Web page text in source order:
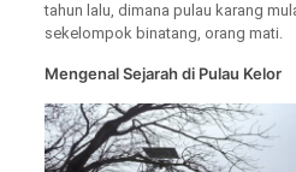
tahun lalu, dimana pulau karang
sekelompok binatang, orang mati.
Mengenal Sejarah di Pulau Kelor